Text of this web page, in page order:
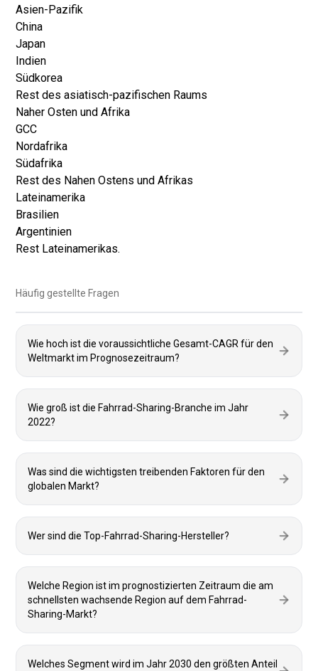
Asien-Pazifik
China
Japan
Indien
Südkorea
Rest des asiatisch-pazifischen Raums
Naher Osten und Afrika
GCC
Nordafrika
Südafrika
Rest des Nahen Ostens und Afrikas
Lateinamerika
Brasilien
Argentinien
Rest Lateinamerikas.
Häufig gestellte Fragen
Wie hoch ist die voraussichtliche Gesamt-CAGR für den
Weltmarkt im Prognosezeitraum?
Wie groß ist die Fahrrad-Sharing-Branche im Jahr
2022?
Was sind die wichtigsten treibenden Faktoren für den
globalen Markt?
Wer sind die Top-Fahrrad-Sharing-Hersteller?
Welche Region ist im prognostizierten Zeitraum die am
schnellsten wachsende Region auf dem Fahrrad-
Sharing-Markt?
Welches Segment wird im Jahr 2030 den größten Anteil